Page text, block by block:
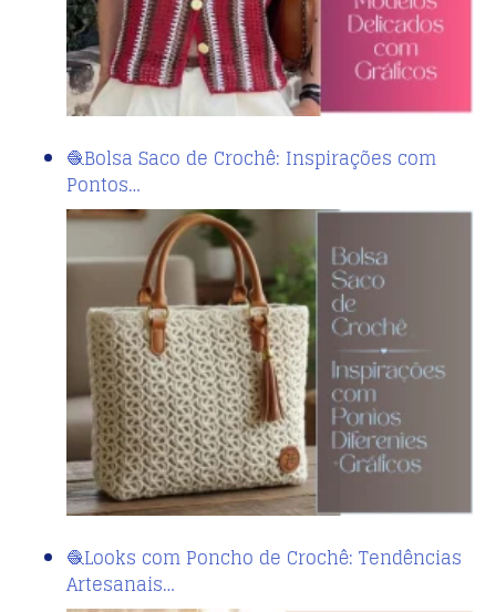
🧶Bolsa Saco de Crochê: Inspirações com
Pontos…
🧶Looks com Poncho de Crochê: Tendências
Artesanais…